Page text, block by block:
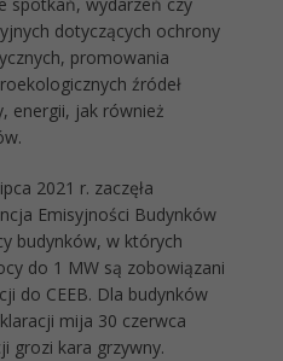
spotkań, wydarzeń czy
dotyczących ochrony
promowania
źródeł
energii, jak również
2021 r. zaczęła
Emisyjności Budynków
budynków, w których
do 1 MW są zobowiązani
do CEEB. Dla budynków
mija 30 czerwca
grozi kara grzywny.